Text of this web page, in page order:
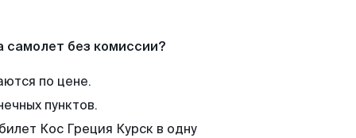
самолет без комиссии?
по цене.
пунктов.
Кос Греция Курск в одну